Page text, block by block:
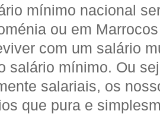
mínimo nacional
ou em
com um salário
salário mínimo. Ou
salariais, os
que pura e